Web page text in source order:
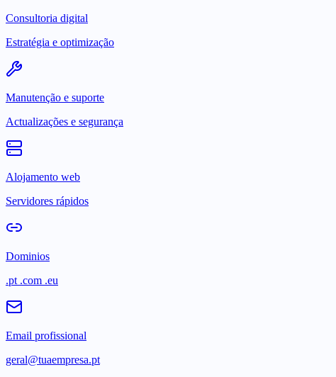
Consultoria digital
Estratégia e optimização
Manutenção e suporte
Actualizações e segurança
Alojamento web
Servidores rápidos
Dominios
.pt .com .eu
Email profissional
geral@tuaempresa.pt